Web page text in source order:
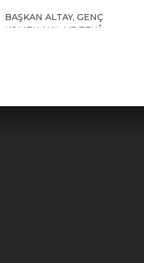
BAŞKAN ALTAY, GENÇ
KOMEK AKIL VE ZEKÂ
06.08.2026 15:06